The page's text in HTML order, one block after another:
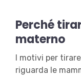
Perché
materno
I motivi per
riguarda le